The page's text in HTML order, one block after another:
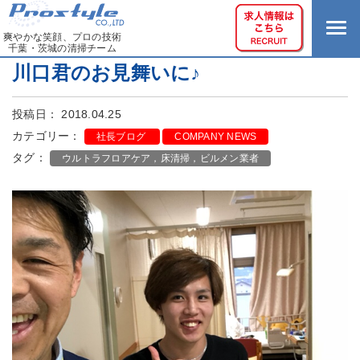
爽やかな笑顔、プロの技術
千葉・茨城の清掃チーム
川口君のお見舞いに♪
投稿日： 2018.04.25
カテゴリー：
社長ブログ COMPANY NEWS
タグ： ウルトラフロアケア，床清掃，ビルメン業者